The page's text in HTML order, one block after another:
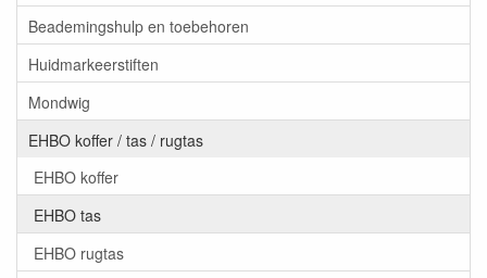
Beademingshulp en toebehoren
Huidmarkeerstiften
Mondwig
EHBO koffer / tas / rugtas
EHBO koffer
EHBO tas
EHBO rugtas